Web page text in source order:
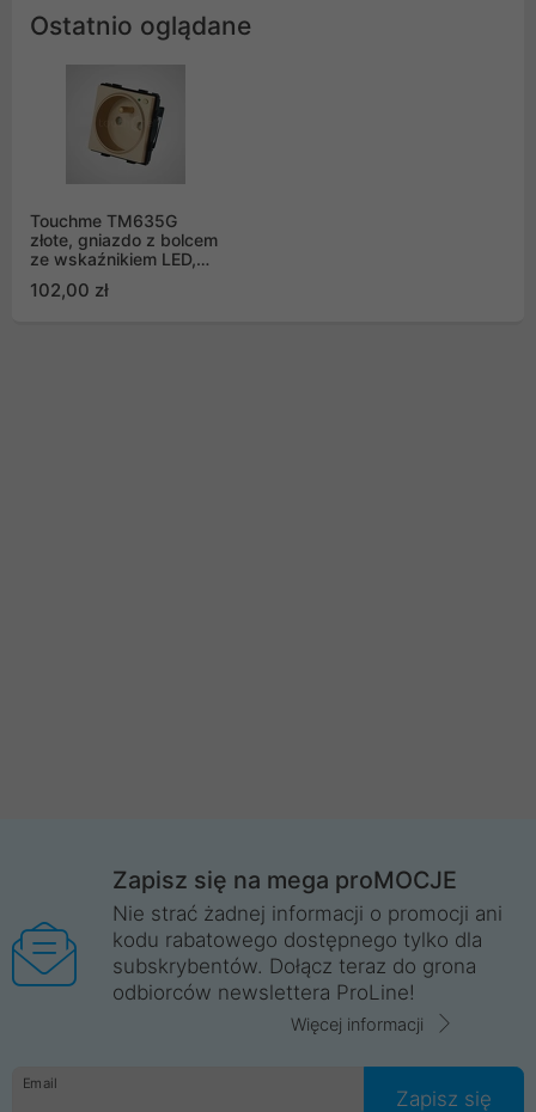
Ostatnio oglądane
Touchme TM635G
złote, gniazdo z bolcem
ze wskaźnikiem LED,
102,00 zł
Zapisz się na mega proMOCJE
Nie strać żadnej informacji o promocji ani
kodu rabatowego dostępnego tylko dla
subskrybentów. Dołącz teraz do grona
odbiorców newslettera ProLine!
Więcej informacji
Email
Zapisz się